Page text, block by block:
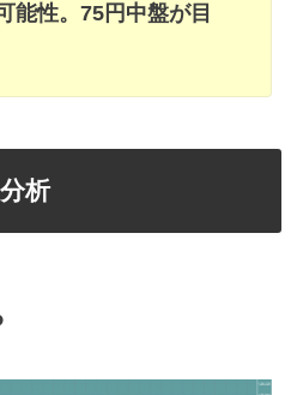
能性。75円中盤が目
析